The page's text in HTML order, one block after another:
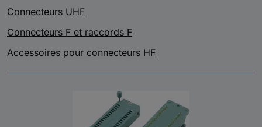
Connecteurs UHF
Connecteurs F et raccords F
Accessoires pour connecteurs HF